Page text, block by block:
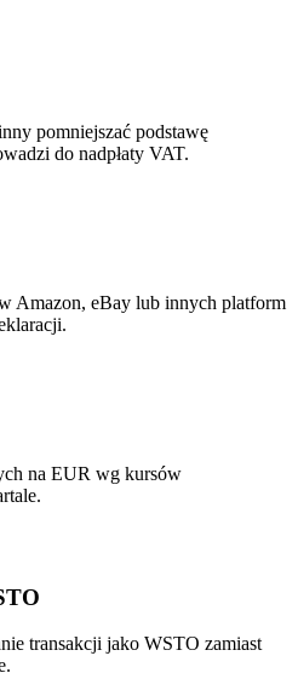
pomniejszać podstawę
do nadpłaty VAT.
Amazon, eBay lub innych platform
na EUR wg kursów
transakcji jako WSTO zamiast